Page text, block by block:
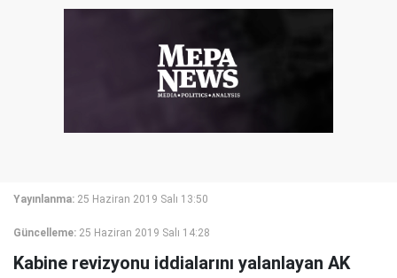
Yayınlanma: 25 Haziran 2019 Salı 13:50
Güncelleme: 25 Haziran 2019 Salı 14:28
Kabine revizyonu iddialarını yalanlayan AK